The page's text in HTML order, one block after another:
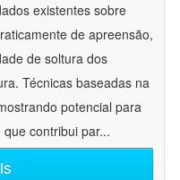
existentes sobre
de apreensão,
de soltura dos
Técnicas baseadas na
potencial para
contribui par...